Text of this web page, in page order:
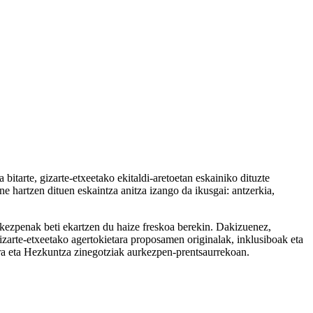
gizarte-etxeetako ekitaldi-aretoetan eskainiko dituzte
hartzen dituen eskaintza anitza izango da ikusgai: antzerkia,
beti ekartzen du haize freskoa berekin. Dakizuenez,
etxeetako agertokietara proposamen originalak, inklusiboak eta
Hezkuntza zinegotziak aurkezpen-prentsaurrekoan.